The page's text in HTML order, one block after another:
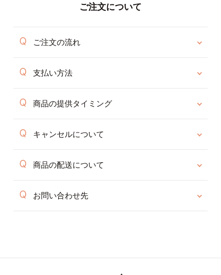
ご注文について
ご注文の流れ
支払い方法
商品の提供タイミング
キャンセルについて
商品の配送について
お問い合わせ先